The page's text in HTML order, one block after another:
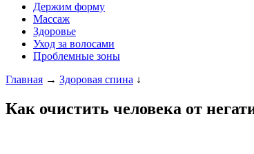
Держим форму
Массаж
Здоровье
Уход за волосами
Проблемные зоны
Главная → Здоровая спина ↓
Как очистить человека от